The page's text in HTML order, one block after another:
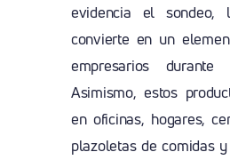
evidencia el sondeo,
convierte en un
empresarios durante
Asimismo, estos
en oficinas, hogares,
plazoletas de comidas